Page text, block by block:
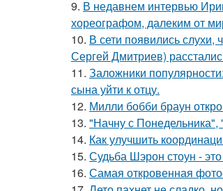
9. В недавнем интервью
хореографом, далеким от
10. В сети появились слухи,
Сергей Дмитриев)
11. Заложники
сына уйти к отцу.
12. Милли бобби браун
13. "Начну с
14. Как улучшить
15. Судьба Шэрон стоун -
16. Самая откровенная